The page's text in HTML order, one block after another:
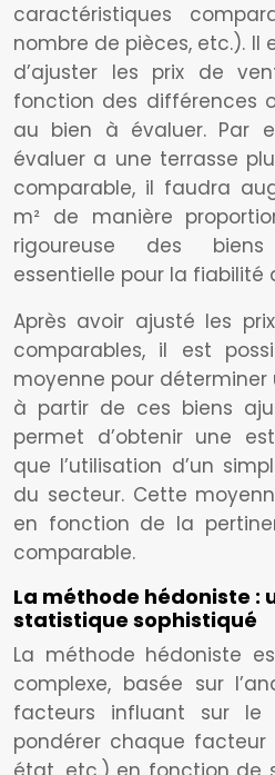
caractéristiques
nombre de pièces, etc.). Il
d’ajuster les prix de
fonction des différences
au bien à évaluer. Par
évaluer a une terrasse
comparable, il faudra
m² de manière
rigoureuse des
essentielle pour la
Après avoir ajusté les
comparables, il est
moyenne pour
à partir de ces biens
permet d’obtenir une
que l’utilisation d’un
du secteur. Cette
en fonction de la
comparable.
La méthode hédoniste :
statistique sophistiqué
La méthode hédoniste
complexe, basée sur
facteurs influant sur le
pondérer chaque facteur